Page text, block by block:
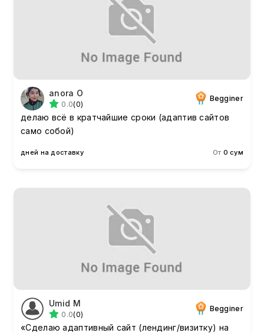
anora O
0.0(0)
Begginer
делаю всё в кратчайшие сроки (адаптив сайтов
само собой)
дней на доставку От 0 сум
Umid M
0.0(0)
Begginer
«Сделаю адаптивный сайт (лендинг/визитку) на